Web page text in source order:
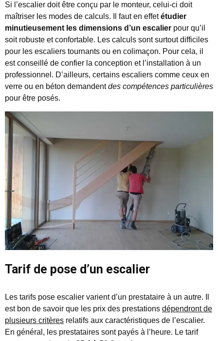
Si l’escalier doit être conçu par le monteur, celui-ci doit
maîtriser les modes de calculs. Il faut en effetétudier
minutieusement les dimensions d’un escalier pour qu’il
soit robuste et confortable. Les calculs sont surtout difficiles
pour les escaliers tournants ou en colimaçon. Pour cela, il
est conseillé de confier la conception et l’installation à un
professionnel. D’ailleurs, certains escaliers comme ceux en
verre ou en béton demandentdes compétences particulières
pour être posés.
Tarif de pose d’un escalier
Les tarifs pose escalier varient d’un prestataire à un autre. Il
est bon de savoir que les prix des prestations dépendront de
plusieurs critères relatifs aux caractéristiques de l’escalier.
En général, les prestataires sont payés à l’heure. Le tarif